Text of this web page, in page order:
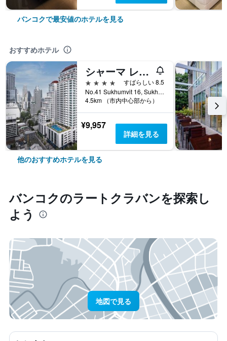
バンコクで最安値のホテルを見る
おすすめホテル
シャーマ レイクビュー アソーク
4つ星
すばらしい 8.5
No.41 Sukhumvit 16, Sukhumvit Road, バンコク, タイ
4.5km （市内中心部から）
¥9,957
詳細を見る
他のおすすめホテルを見る
バンコク​のラートクラバン​を探索し
よう
地図で見る